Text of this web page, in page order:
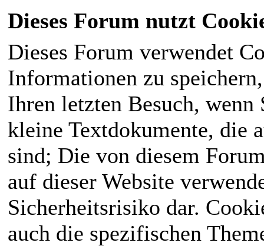
Dieses Forum nutzt
Dieses Forum verwendet
Informationen zu
Ihren letzten Besuch,
kleine Textdokumente, die
sind; Die von diesem
auf dieser Website
Sicherheitsrisiko dar.
auch die spezifischen